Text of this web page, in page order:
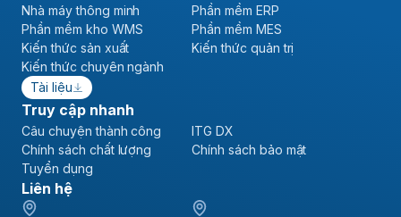
Nhà máy thông minh
Phần mềm ERP
Phần mềm kho WMS
Phần mềm MES
Kiến thức sản xuất
Kiến thức quản trị
Kiến thức chuyên ngành
Tài liệu
Truy cập nhanh
Câu chuyện thành công
ITG DX
Chính sách chất lượng
Chính sách bảo mật
Tuyển dụng
Liên hệ